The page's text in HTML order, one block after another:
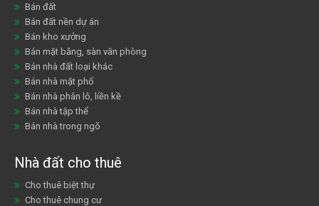
Bán đất
Bán đất nền dự án
Bán kho xưởng
Bán mặt bằng, sàn văn phòng
Bán nhà đất loại khác
Bán nhà mặt phố
Bán nhà phân lô, liền kề
Bán nhà tập thể
Bán nhà trong ngõ
Nhà đất cho thuê
Cho thuê biệt thự
Cho thuê chung cư